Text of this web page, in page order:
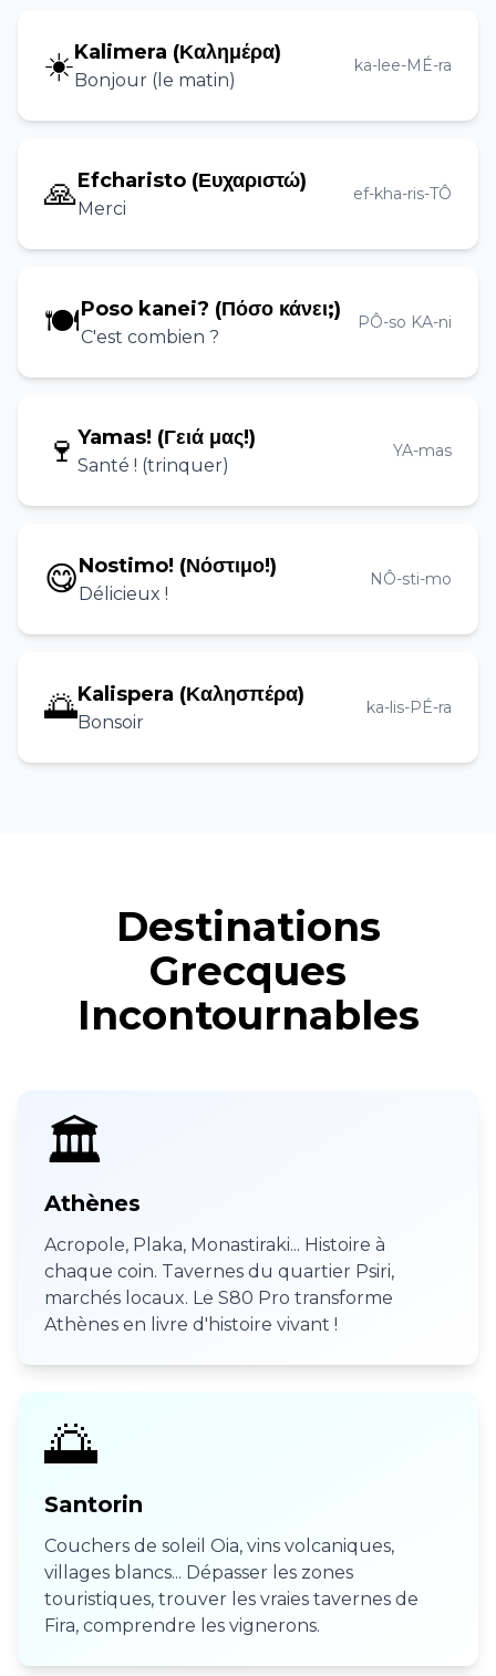
☀️Kalimera (Καλημέρα)
Bonjour (le matin)
ka-lee-MÉ-ra
🙏Efcharisto (Ευχαριστώ)
Merci
ef-kha-ris-TÔ
🍽️Poso kanei? (Πόσο κάνει;)
C'est combien ?
PÔ-so KA-ni
🍷 Yamas! (Γειά μας!)
Santé ! (trinquer)
YA-mas
😋Nostimo! (Νόστιμο!)
Délicieux !
NÔ-sti-mo
🌅Kalispera (Καλησπέρα)
Bonsoir
ka-lis-PÉ-ra
Destinations
Grecques
Incontournables
🏛️
Athènes
Acropole, Plaka, Monastiraki... Histoire à
chaque coin. Tavernes du quartier Psiri,
marchés locaux. Le S80 Pro transforme
Athènes en livre d'histoire vivant !
🌅
Santorin
Couchers de soleil Oia, vins volcaniques,
villages blancs... Dépasser les zones
touristiques, trouver les vraies tavernes de
Fira, comprendre les vignerons.